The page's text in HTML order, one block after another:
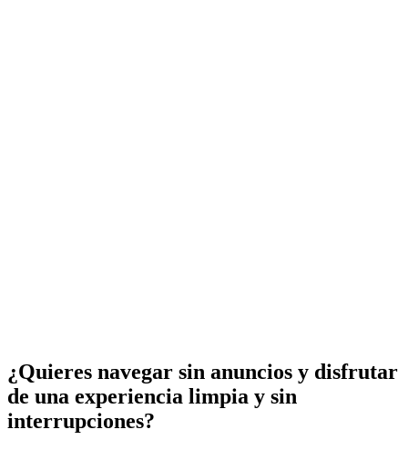
¿Quieres navegar sin anuncios y disfrutar
de una experiencia limpia y sin
interrupciones?